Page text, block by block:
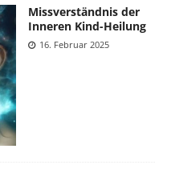
Missverständnis der
Inneren Kind-Heilung
16. Februar 2025